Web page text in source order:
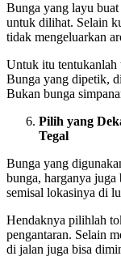
Bunga yang layu
untuk dilihat. Selain
tidak mengeluarkan
Untuk itu tentukanlah
Bunga yang dipetik,
Bukan bunga
Pilih yang
Tegal
Bunga yang
bunga, harganya
semisal lokasinya di
Hendaknya pilihlah
pengantaran. Selain
di jalan juga bisa